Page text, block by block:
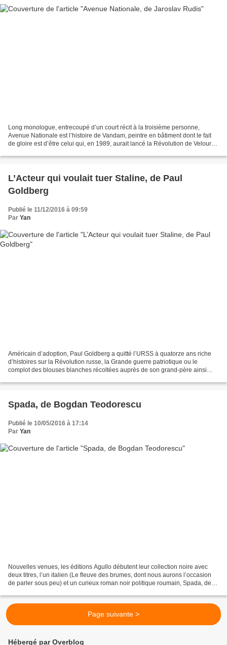
Long monologue, entrecoupé d’un court récit à la troisième personne,
Avenue Nationale est l’histoire de Vandam, peintre en bâtiment dont le fait
de gloire est d’être celui qui, en 1989, aurait lancé la Révolution de Velours
L’Acteur qui voulait tuer Staline, de Paul
Goldberg
Publié le 11/12/2016 à 09:59
Par Yan
Américain d’adoption, Paul Goldberg a quitté l’URSS à quatorze ans riche
d’histoires sur la Révolution russe, la Grande guerre patriotique ou le
complot des blouses blanches récoltées auprès de son grand-père ainsi
Spada, de Bogdan Teodorescu
Publié le 10/05/2016 à 17:14
Par Yan
Nouvelles venues, les éditions Agullo débutent leur collection noire avec
deux titres, l’un italien (Le fleuve des brumes, dont nous aurons l’occasion
de parler sous peu) et un curieux roman noir politique roumain, Spada, de
Page suivante >
Hébergé par Overblog